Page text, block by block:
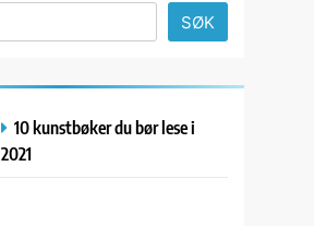
SØK
10 kunstbøker du bør lese i
2021